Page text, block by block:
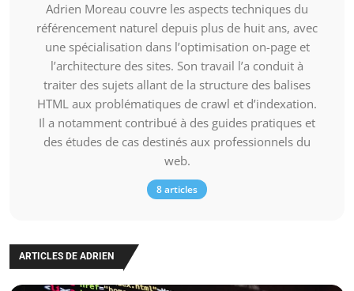
Adrien Moreau couvre les aspects techniques du
référencement naturel depuis plus de huit ans, avec
une spécialisation dans l’optimisation on-page et
l’architecture des sites. Son travail l’a conduit à
traiter des sujets allant de la structure des balises
HTML aux problématiques de crawl et d’indexation.
Il a notamment contribué à des guides pratiques et
des études de cas destinés aux professionnels du
web.
8 articles
ARTICLES DE ADRIEN